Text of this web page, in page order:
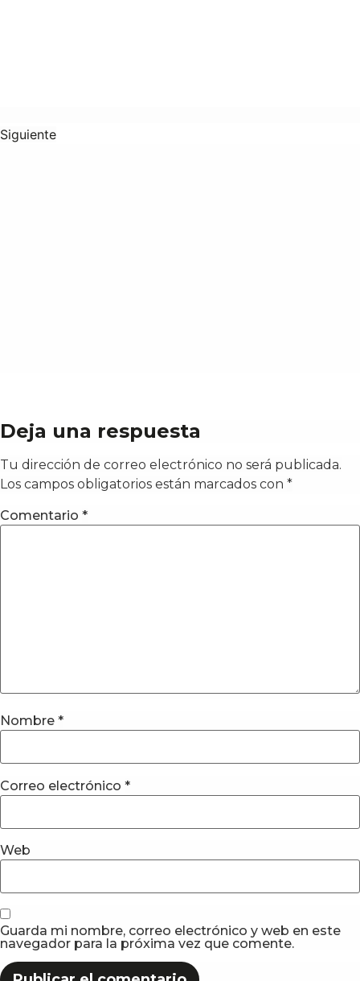
Siguiente
Deja una respuesta
Tu dirección de correo electrónico no será publicada.
Los campos obligatorios están marcados con *
Comentario *
Nombre *
Correo electrónico *
Web
Guarda mi nombre, correo electrónico y web en este
navegador para la próxima vez que comente.